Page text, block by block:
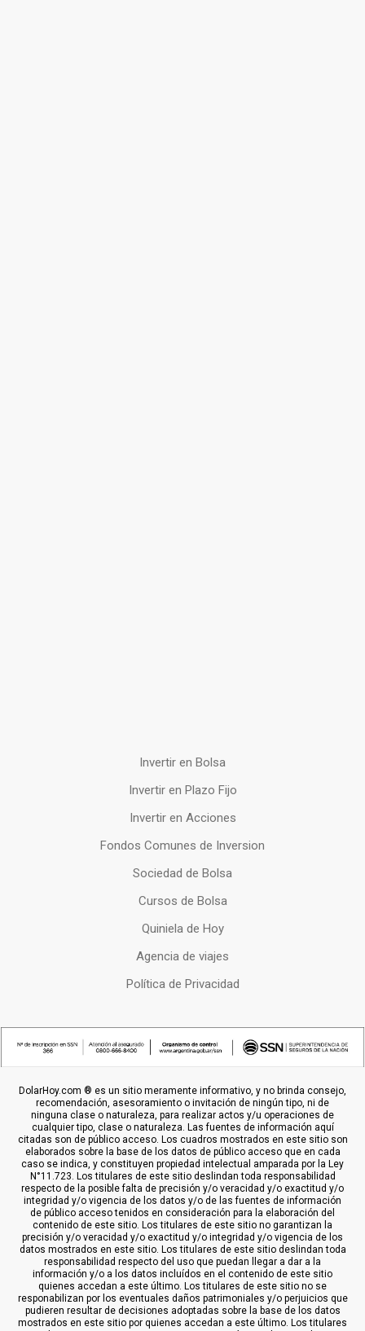
Invertir en Bolsa
Invertir en Plazo Fijo
Invertir en Acciones
Fondos Comunes de Inversion
Sociedad de Bolsa
Cursos de Bolsa
Quiniela de Hoy
Agencia de viajes
Política de Privacidad
DolarHoy.com ® es un sitio meramente informativo, y no brinda consejo,
recomendación, asesoramiento o invitación de ningún tipo, ni de
ninguna clase o naturaleza, para realizar actos y/u operaciones de
cualquier tipo, clase o naturaleza. Las fuentes de información aquí
citadas son de público acceso. Los cuadros mostrados en este sitio son
elaborados sobre la base de los datos de público acceso que en cada
caso se indica, y constituyen propiedad intelectual amparada por la Ley
N°11.723. Los titulares de este sitio deslindan toda responsabilidad
respecto de la posible falta de precisión y/o veracidad y/o exactitud y/o
integridad y/o vigencia de los datos y/o de las fuentes de información
de público acceso tenidos en consideración para la elaboración del
contenido de este sitio. Los titulares de este sitio no garantizan la
precisión y/o veracidad y/o exactitud y/o integridad y/o vigencia de los
datos mostrados en este sitio. Los titulares de este sitio deslindan toda
responsabilidad respecto del uso que puedan llegar a dar a la
información y/o a los datos incluídos en el contenido de este sitio
quienes accedan a este último. Los titulares de este sitio no se
responabilizan por los eventuales daños patrimoniales y/o perjuicios que
pudieren resultar de decisiones adoptadas sobre la base de los datos
mostrados en este sitio por quienes accedan a este último. Los titulares